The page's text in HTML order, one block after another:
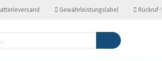
Gewährleistungslabel
Suche...